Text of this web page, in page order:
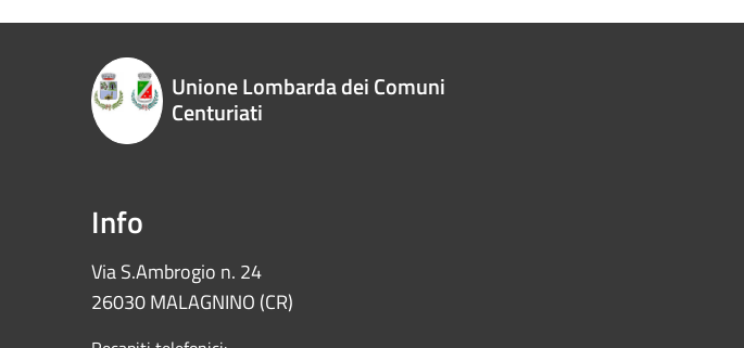
Unione Lombarda dei Comuni
Centuriati
Info
Via S.Ambrogio n. 24
26030 MALAGNINO (CR)